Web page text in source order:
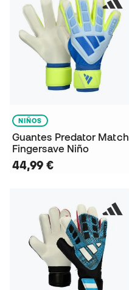
NIÑOS
Guantes Predator Match
Fingersave Niño
44,99 €